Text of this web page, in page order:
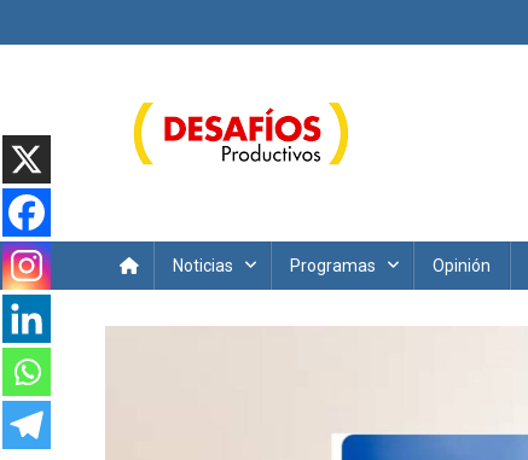
al
Noticias Programas Opinión